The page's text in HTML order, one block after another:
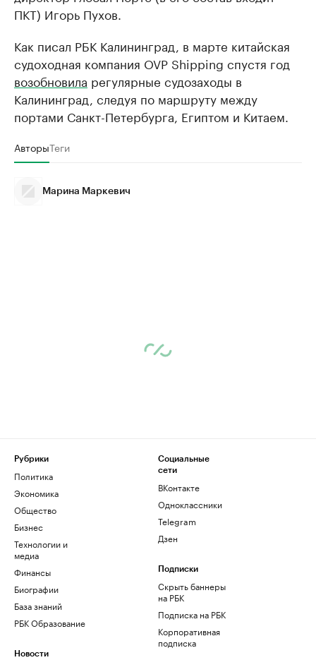
ПКТ) Игорь Пухов.
Как писал РБК Калининград, в марте китайская
судоходная компания OVP Shipping спустя год
возобновила регулярные судозаходы в
Калининград, следуя по маршруту между
портами Санкт-Петербурга, Египтом и Китаем.
АвторыТеги
Марина Маркевич
Рубрики
Политика
Экономика
Общество
Бизнес
Технологии и
медиа
Финансы
Биографии
База знаний
РБК Образование
Новости
Социальные
сети
ВКонтакте
Одноклассники
Telegram
Дзен
Подписки
Скрыть баннеры
на РБК
Подписка на РБК
Корпоративная
подписка